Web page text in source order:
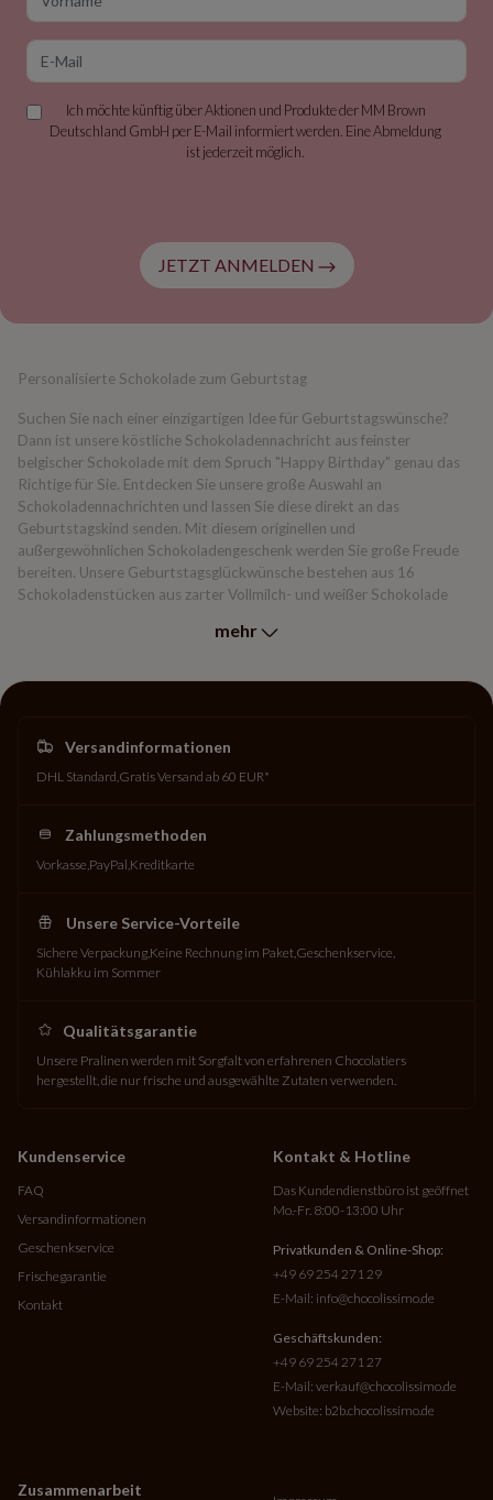
Ich möchte künftig über Aktionen und Produkte der MM Brown
Deutschland GmbH per E-Mail informiert werden. Eine Abmeldung
ist jederzeit möglich.
JETZT ANMELDEN
Personalisierte Schokolade zum Geburtstag
Suchen Sie nach einer einzigartigen Idee für Geburtstagswünsche?
Dann ist unsere köstliche Schokoladennachricht aus feinster
belgischer Schokolade mit dem Spruch "Happy Birthday" genau das
Richtige für Sie. Entdecken Sie unsere große Auswahl an
Schokoladennachrichten und lassen Sie diese direkt an das
Geburtstagskind senden. Mit diesem originellen und
außergewöhnlichen Schokoladengeschenk werden Sie große Freude
bereiten. Unsere Geburtstagsglückwünsche bestehen aus 16
Schokoladenstücken aus zarter Vollmilch- und weißer Schokolade
Schokolade zum Geburtstag ist das perfekte Geschenk für
mehr
Versandinformationen
DHL Standard Gratis Versand ab 60 EUR*
Zahlungsmethoden
Vorkasse PayPal Kreditkarte
Unsere Service-Vorteile
Sichere Verpackung Keine Rechnung im Paket Geschenkservice
Kühlakku im Sommer
Qualitätsgarantie
Unsere Pralinen werden mit Sorgfalt von erfahrenen Chocolatiers
hergestellt, die nur frische und ausgewählte Zutaten verwenden.
Kundenservice
FAQ
Versandinformationen
Geschenkservice
Frischegarantie
Kontakt
Zusammenarbeit
Kontakt & Hotline
Das Kundendienstbüro ist geöffnet
Mo.-Fr. 8:00-13:00 Uhr
Privatkunden & Online-Shop:
+49 69 254 271 29
E-Mail: info@chocolissimo.de
Geschäftskunden:
+49 69 254 271 27
E-Mail: verkauf@chocolissimo.de
Website: b2b.chocolissimo.de